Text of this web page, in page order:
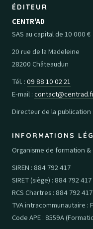
ÉDITEUR
CENTR'AD
SAS au capital de 10 000 €
20 rue de la Madeleine
28200 Châteaudun
Tél. : 09 88 10 02 21
E-mail :
Directeur de la publication :
INFORMATIONS
Organisme de formation &
SIREN : 884 792 417
SIRET (siège) : 884 792
RCS Chartres : 884 792 417
TVA intracommunautaire :
Code APE : 8559A